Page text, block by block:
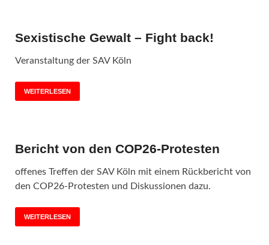
Sexistische Gewalt – Fight back!
Veranstaltung der SAV Köln
WEITERLESEN
Bericht von den COP26-Protesten
offenes Treffen der SAV Köln mit einem Rückbericht von
den COP26-Protesten und Diskussionen dazu.
WEITERLESEN